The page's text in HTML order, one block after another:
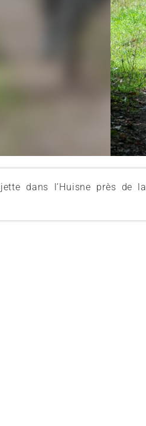
dans l’Huisne près de la